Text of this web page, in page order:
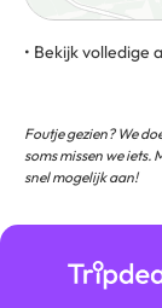
• Bekijk volledige
Foutje gezien? We
soms missen we iets.
snel mogelijk aan!